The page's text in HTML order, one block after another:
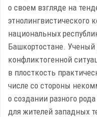
о своем взгляде на
этнолингвистического
национальных
Башкортостане. Ученый
конфликтогенной
в плосткость
числе со стороны
о создании разного
для жителей западных